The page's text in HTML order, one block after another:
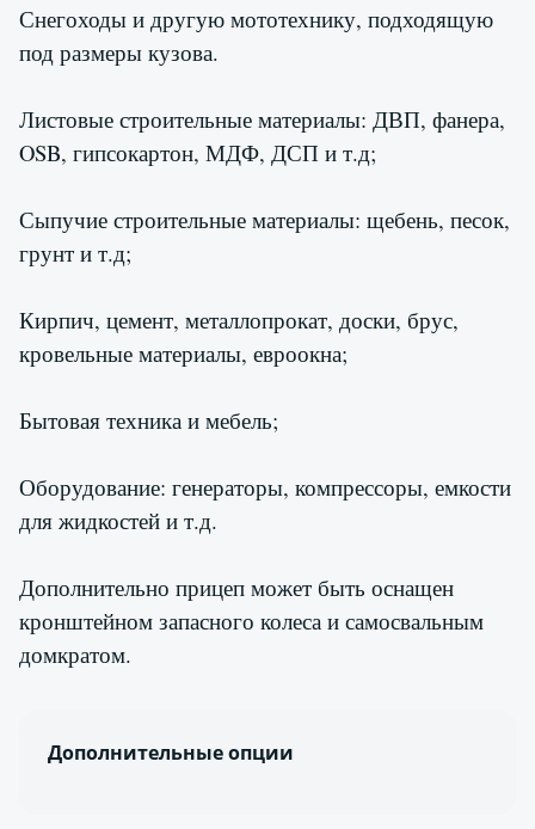
Снегоходы и другую мототехнику, подходящую
под размеры кузова.
Листовые строительные материалы: ДВП, фанера,
OSB, гипсокартон, МДФ, ДСП и т.д;
Сыпучие строительные материалы: щебень, песок,
грунт и т.д;
Кирпич, цемент, металлопрокат, доски, брус,
кровельные материалы, евроокна;
Бытовая техника и мебель;
Оборудование: генераторы, компрессоры, емкости
для жидкостей и т.д.
Дополнительно прицеп может быть оснащен
кронштейном запасного колеса и самосвальным
домкратом.
Дополнительные опции